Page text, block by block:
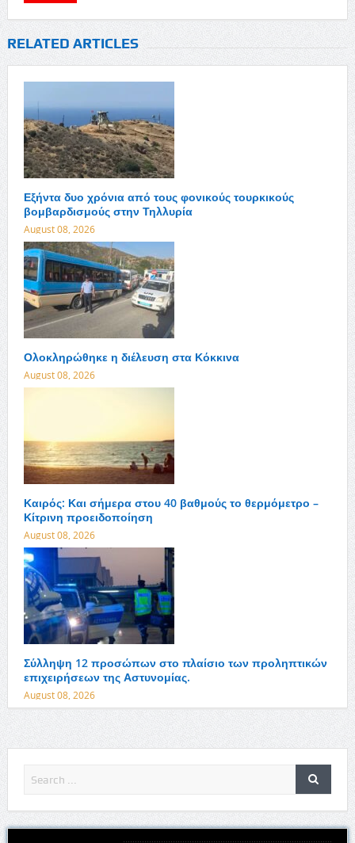
RELATED ARTICLES
Εξήντα δυο χρόνια από τους φονικούς τουρκικούς
βομβαρδισμούς στην Τηλλυρία
August 08, 2026
Ολοκληρώθηκε η διέλευση στα Κόκκινα
August 08, 2026
Καιρός: Και σήμερα στου 40 βαθμούς το θερμόμετρο –
Κίτρινη προειδοποίηση
August 08, 2026
Σύλληψη 12 προσώπων στο πλαίσιο των προληπτικών
επιχειρήσεων της Αστυνομίας.
August 08, 2026